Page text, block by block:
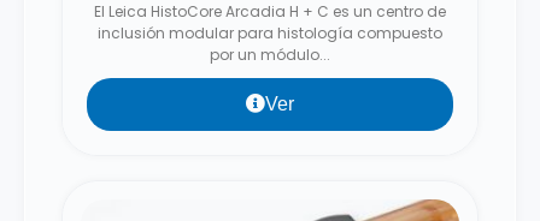
El Leica HistoCore Arcadia H + C es un centro de
inclusión modular para histología compuesto
por un módulo...
Ver